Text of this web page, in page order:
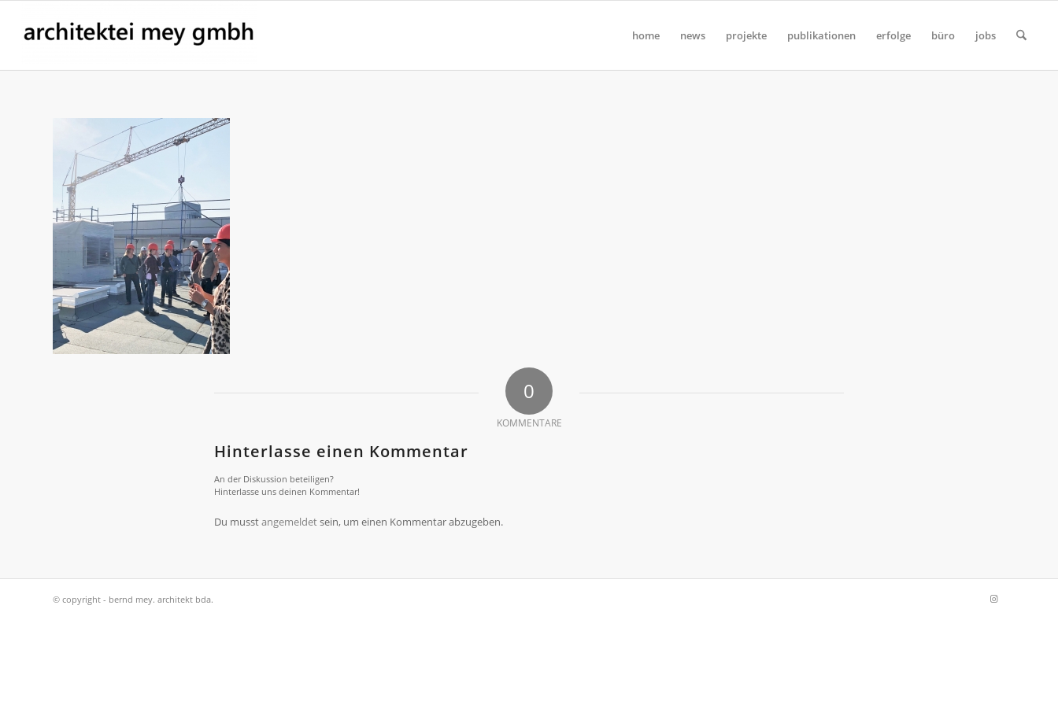
home news projekte publikationen erfolge büro jobs
0
KOMMENTARE
Hinterlasse einen Kommentar
An der Diskussion beteiligen?
Hinterlasse uns deinen Kommentar!
Du musstangemeldetsein, um einen Kommentar abzugeben.
© copyright - bernd mey. architekt bda.